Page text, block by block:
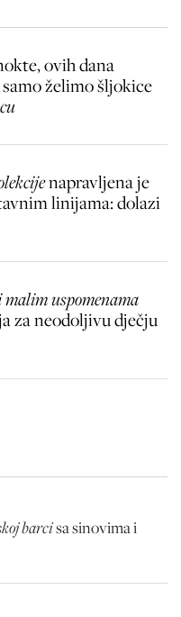
ovih dana
samo želimo šljokice
napravljena je
linijama: dolazi
uspomenama
za neodoljivu dječju
barcisa sinovima i